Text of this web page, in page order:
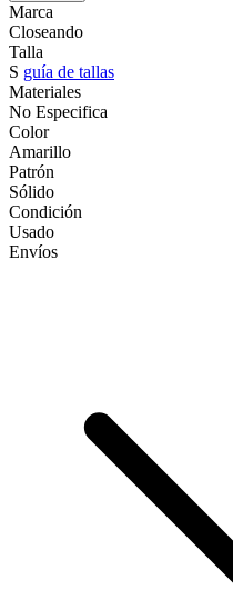
Marca
Closeando
Talla
S guía de tallas
Materiales
No Especifica
Color
Amarillo
Patrón
Sólido
Condición
Usado
Envíos